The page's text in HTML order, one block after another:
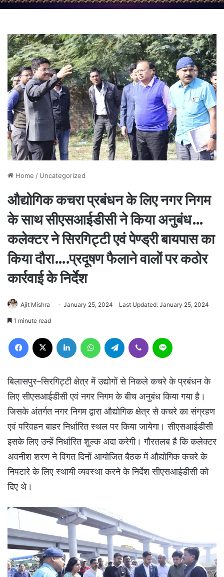
Home / Uncategorized
औद्योगिक कचरा प्रबंधन के लिए नगर निगम
के साथ सीएसआईडीसी ने किया अनुबंध…
कलेक्टर ने सिरगिट्टी एवं पेण्ड्री बायपास का
किया दौरा….प्रदूषण फैलाने वालों पर कठोर
कार्रवाई के निर्देश
Ajit Mishra January 25, 2024 Last Updated: January 25, 2024
1 minute read
Facebook LinkedIn WhatsAppTelegram Viber
बिलासपुर–सिरगिट्टी क्षेत्र में उद्योगों से निकले कचरे के प्रबंधन के
लिए सीएसआईडीसी एवं नगर निगम के बीच अनुबंध किया गया है।
जिसके अंतर्गत नगर निगम द्वारा औद्योगिक क्षेत्र से कचरे का संग्रहण
एवं परिवहन बाहर निर्धारित स्थल पर किया जायेगा। सीएसआईडीसी
इसके लिए उन्हें निर्धारित शुल्क अदा करेगी। गौरतलब है कि कलेक्टर
अवनीश शरण ने विगत दिनों आयोजित बैठक में औद्योगिक कचरे के
निपटारे के लिए स्थायी व्यवस्था करने के निर्देश सीएसआईडीसी को
दिए थे।